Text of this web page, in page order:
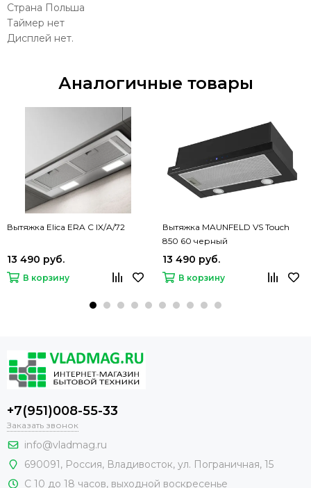
Страна Польша
Таймер нет
Дисплей нет.
Аналогичные товары
Вытяжка Elica ERA C IX/A/72
13 490 руб.
В корзину
Вытяжка MAUNFELD VS Touch
850 60 черный
13 490 руб.
В корзину
+7(951)008-55-33
Заказать звонок
info@vladmag.ru
690091, Россия, Владивосток, ул. Пограничная, 15
С 10 до 18 часов, выходной воскресенье